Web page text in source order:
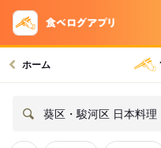
ホーム
葵区・駿河区 日本料理